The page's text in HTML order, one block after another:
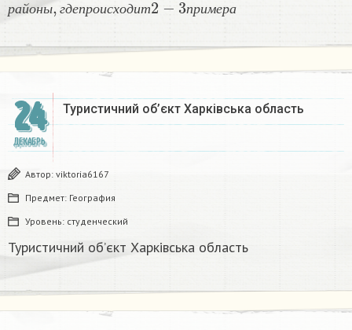
р а й о н ы г депр о исх о д ит пр имера
24
ДЕКАБРЬ
Туристичний об’єкт Харківська область
Автор: viktoria6167
Предмет: География
Уровень: студенческий
Туристичний об’єкт Харківська область